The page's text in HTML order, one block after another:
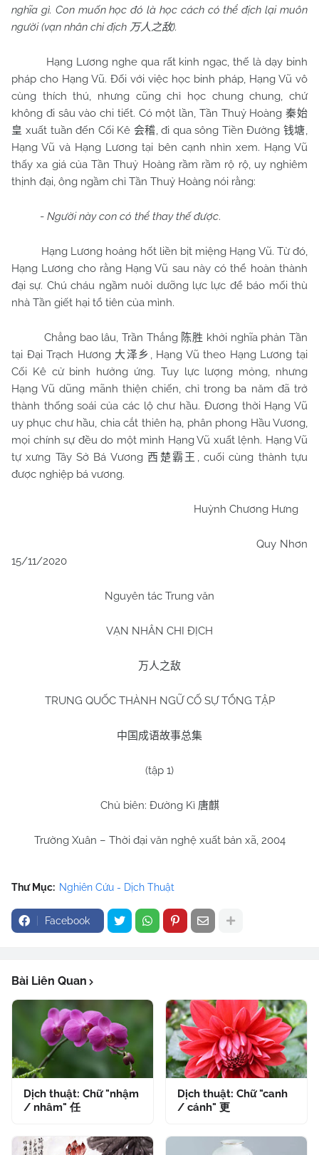
nghĩa gì. Con muốn học đó là học cách có thể địch lại muôn
người (vạn nhân chi địch 万人之敌).
Hạng Lương nghe qua rất kinh ngạc, thế là dạy binh
pháp cho Hạng Vũ. Đối với việc học binh pháp, Hạng Vũ vô
cùng thích thú, nhưng cũng chỉ học chung chung, chứ
không đi sâu vào chi tiết. Có một lần, Tần Thuỷ Hoàng秦始
皇 xuất tuần đến Cối Kê 会稽, đi qua sông Tiền Đường 钱塘,
Hạng Vũ và Hạng Lương tại bên cạnh nhìn xem. Hạng Vũ
thấy xa giá của Tần Thuỷ Hoàng rầm rầm rộ rộ, uy nghiêm
thịnh đại, ông ngầm chỉ Tần Thuỷ Hoàng nói rằng:
- Người này con có thể thay thế được.
Hạng Lương hoảng hốt liền bịt miệng Hạng Vũ. Từ đó,
Hạng Lương cho rằng Hạng Vũ sau này có thể hoàn thành
đại sự. Chú cháu ngầm nuôi dưỡng lực lực để báo mối thù
nhà Tần giết hại tổ tiên của mình.
Chẳng bao lâu, Trần Thắng 陈胜 khởi nghĩa phản Tần
tại Đại Trạch Hương 大泽乡 , Hạng Vũ theo Hạng Lương tại
Cối Kê cử binh hưởng ứng. Tuy lực lượng mỏng, nhưng
Hạng Vũ dũng mãnh thiện chiến, chỉ trong ba năm đã trở
thành thống soái của các lộ chư hầu. Đương thời Hạng Vũ
uy phục chư hầu, chia cắt thiên hạ, phân phong Hầu Vương,
mọi chính sự đều do một mình Hạng Vũ xuất lệnh. Hạng Vũ
tự xưng Tây Sở Bá Vương西楚霸王 , cuối cùng thành tựu
được nghiệp bá vương.
Huỳnh Chương Hưng
Quy Nhơn
15/11/2020
Nguyên tác Trung văn
VẠN NHÂN CHI ĐỊCH
万人之敌
TRUNG QUỐC THÀNH NGỮ CỐ SỰ TỔNG TẬP
中国成语故事总集
(tập 1)
Chủ biên: Đường Kì 唐麒
Trường Xuân – Thời đại văn nghệ xuất bản xã, 2004
Thư Mục: Nghiên Cứu - Dịch Thuật
Facebook
Bài Liên Quan
Dịch thuật: Chữ "nhậm
/ nhâm" 任
Dịch thuật: Chữ "canh
/ cánh" 更